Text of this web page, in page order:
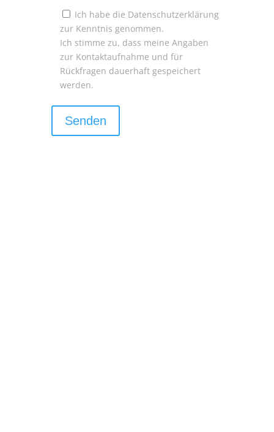
Ich habe die Datenschutzerklärung
zur Kenntnis genommen.
Ich stimme zu, dass meine Angaben
zur Kontaktaufnahme und für
Rückfragen dauerhaft gespeichert
werden.